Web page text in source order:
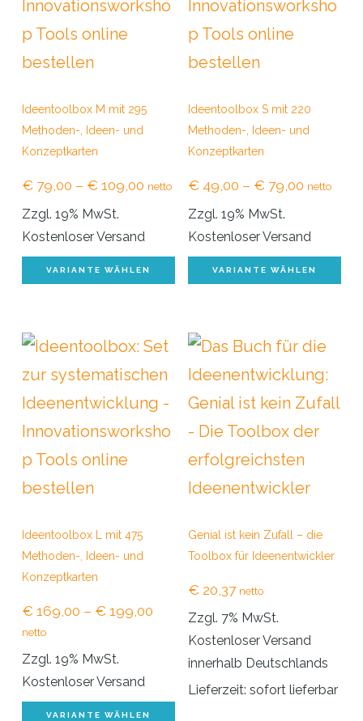
Ideentoolbox M mit 295
Methoden-, Ideen- und
Konzeptkarten
€ 79,00 – € 109,00 Preisspanne:
€ 79,00
€ 109,00
netto
Zzgl. 19% MwSt.
Kostenloser Versand
VARIANTE WÄHLEN
Dieses
Produkt
mehrere
Varianten
auf.
Die
Optionen
können
der
gewählt
werden
Ideentoolbox S mit 220
Methoden-, Ideen- und
Konzeptkarten
€ 49,00 – € 79,00
€ 79,00
netto
Zzgl. 19% MwSt.
Kostenloser Versand
VARIANTE WÄHLEN
Ideentoolbox L mit 475
Methoden-, Ideen- und
Konzeptkarten
€ 169,00 – € 199,00 Preisspanne:
€ 169,00
€ 199,00
netto
Zzgl. 19% MwSt.
Kostenloser Versand
VARIANTE WÄHLEN
Dieses
Genial ist kein Zufall – die
Toolbox für Ideenentwickler
€ 20,37 netto
Zzgl. 7% MwSt.
Kostenloser Versand
innerhalb Deutschlands
Lieferzeit: sofort lieferbar